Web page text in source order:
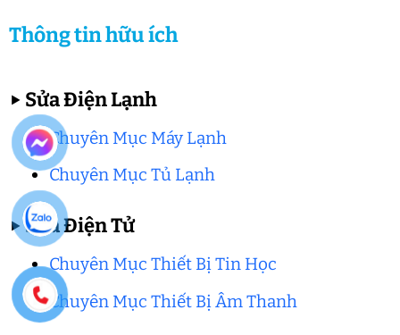
Thông tin hữu ích
▶ Sửa Điện Lạnh
Chuyên Mục Máy Lạnh
Chuyên Mục Tủ Lạnh
▶Sửa Điện Tử
Chuyên Mục Thiết Bị Tin Học
Chuyên Mục Thiết Bị Âm Thanh